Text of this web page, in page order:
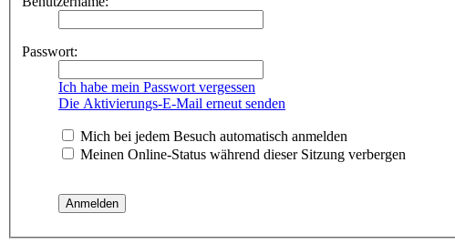
Passwort:
Ich habe mein Passwort vergessen
Die Aktivierungs-E-Mail erneut senden
Mich bei jedem Besuch automatisch anmelden
Meinen Online-Status während dieser Sitzung verbergen